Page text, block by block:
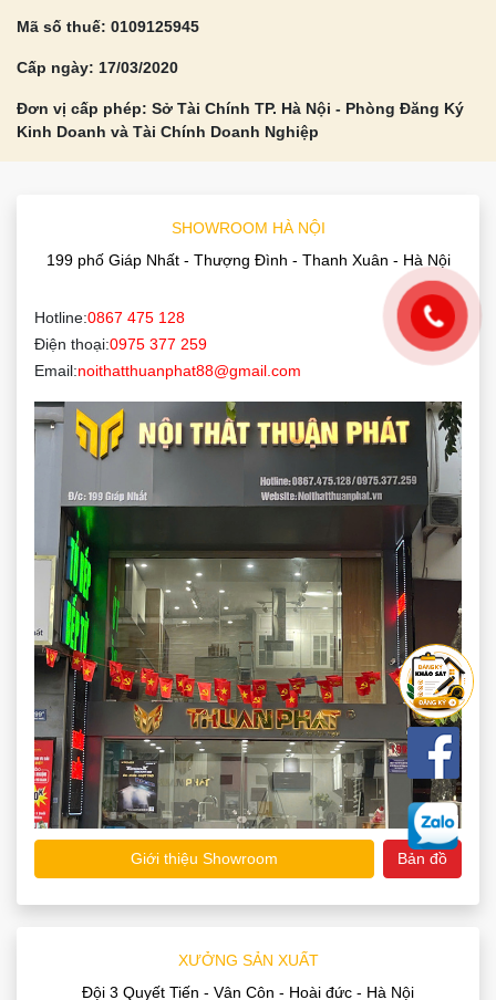
Mã số thuế: 0109125945
Cấp ngày: 17/03/2020
Đơn vị cấp phép: Sở Tài Chính TP. Hà Nội - Phòng Đăng Ký
Kinh Doanh và Tài Chính Doanh Nghiệp
SHOWROOM HÀ NỘI
199 phố Giáp Nhất - Thượng Đình - Thanh Xuân - Hà Nội
Hotline:0867 475 128
Điện thoại:0975 377 259
Email:noithatthuanphat88@gmail.com
Giới thiệu Showroom Bản đồ
XƯỞNG SẢN XUẤT
Đội 3 Quyết Tiến - Vân Côn - Hoài đức - Hà Nội